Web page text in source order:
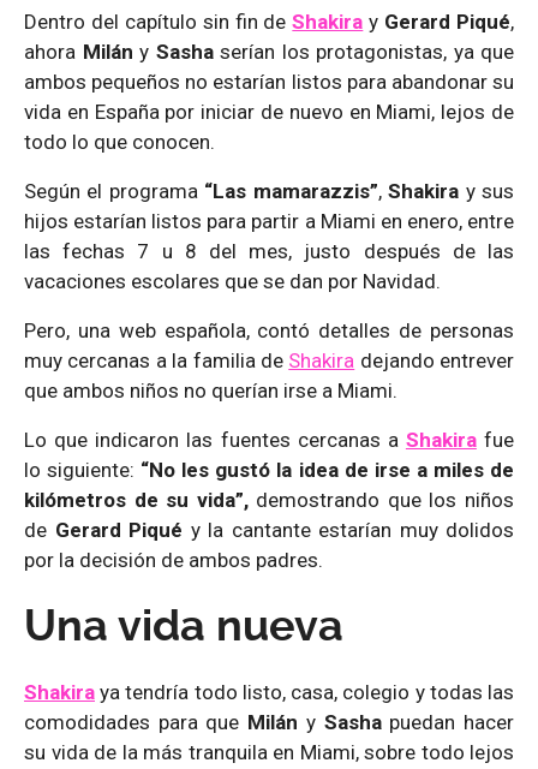
Dentro del capítulo sin fin deShakira y Gerard Piqué,
ahora Milán y Sashaserían los protagonistas, ya que
ambos pequeños no estarían listos para abandonar su
vida en España por iniciar de nuevo en Miami, lejos de
todo lo que conocen.
Según el programa “Las mamarazzis”,Shakira y sus
hijos estarían listos para partir a Miami en enero, entre
las fechas 7 u 8 del mes, justo después de las
vacaciones escolares que se dan por Navidad.
Pero, una web española, contó detalles de personas
muy cercanas a la familia de Shakira dejando entrever
que ambos niños no querían irse a Miami.
Lo que indicaron las fuentes cercanas a Shakirafue
lo siguiente: “No les gustó la idea de irse a miles de
kilómetros de su vida”,demostrando que los niños
de Gerard Piqué y la cantante estarían muy dolidos
por la decisión de ambos padres.
Una vida nueva
Shakira ya tendría todo listo, casa, colegio y todas las
comodidades para que Milán y Sashapuedan hacer
su vida de la más tranquila en Miami, sobre todo lejos